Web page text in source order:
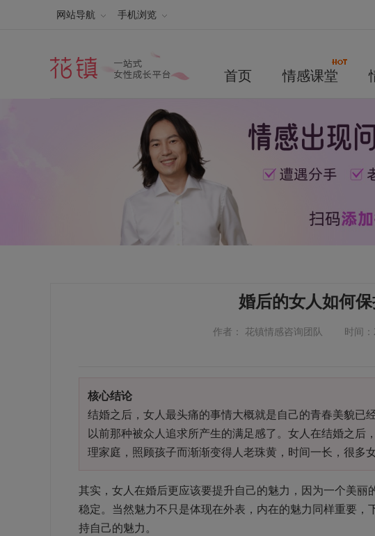
网站导航 手机浏览
首页 情感课堂
婚后的女人如何
作者： 花镇情感咨询团队 时间：
核心结论
结婚之后，女人最头痛的事情大概就是自己的青春美貌已
以前那种被众人追求所产生的满足感了。女人在结婚之
理家庭，照顾孩子而渐渐变得人老珠黄，时间一长，很多
其实，女人在婚后更应该要提升自己的魅力，因为一个美
稳定。当然魅力不只是体现在外表，内在的魅力同样重要
持自己的魅力。